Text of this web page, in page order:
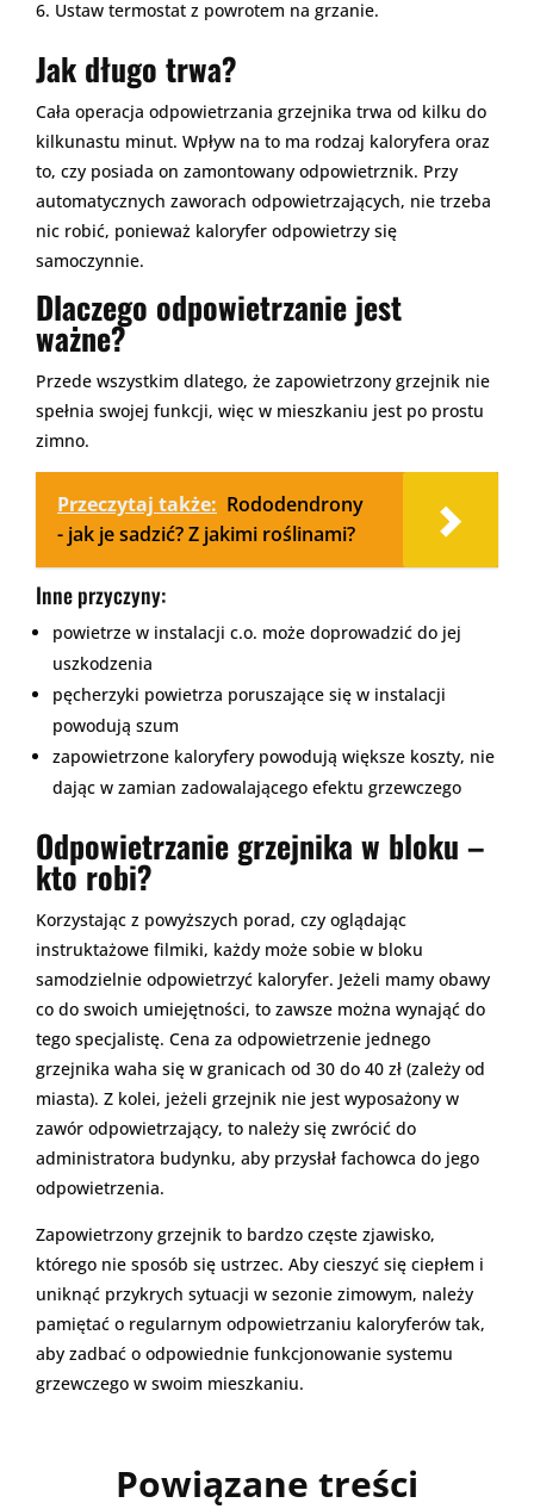
Ustaw termostat z powrotem na grzanie.
Jak długo trwa?
Cała operacja odpowietrzania grzejnika trwa od kilku do
kilkunastu minut. Wpływ na to ma rodzaj kaloryfera oraz
to, czy posiada on zamontowany odpowietrznik. Przy
automatycznych zaworach odpowietrzających, nie trzeba
nic robić, ponieważ kaloryfer odpowietrzy się
samoczynnie.
Dlaczego odpowietrzanie jest
ważne?
Przede wszystkim dlatego, że zapowietrzony grzejnik nie
spełnia swojej funkcji, więc w mieszkaniu jest po prostu
zimno.
Przeczytaj także: Rododendrony
- jak je sadzić? Z jakimi roślinami?
Inne przyczyny:
powietrze w instalacji c.o. może doprowadzić do jej
uszkodzenia
pęcherzyki powietrza poruszające się w instalacji
powodują szum
zapowietrzone kaloryfery powodują większe koszty, nie
dając w zamian zadowalającego efektu grzewczego
Odpowietrzanie grzejnika w bloku –
kto robi?
Korzystając z powyższych porad, czy oglądając
instruktażowe filmiki, każdy może sobie w bloku
samodzielnie odpowietrzyć kaloryfer. Jeżeli mamy obawy
co do swoich umiejętności, to zawsze można wynająć do
tego specjalistę. Cena za odpowietrzenie jednego
grzejnika waha się w granicach od 30 do 40 zł (zależy od
miasta). Z kolei, jeżeli grzejnik nie jest wyposażony w
zawór odpowietrzający, to należy się zwrócić do
administratora budynku, aby przysłał fachowca do jego
odpowietrzenia.
Zapowietrzony grzejnik to bardzo częste zjawisko,
którego nie sposób się ustrzec. Aby cieszyć się ciepłem i
uniknąć przykrych sytuacji w sezonie zimowym, należy
pamiętać o regularnym odpowietrzaniu kaloryferów tak,
aby zadbać o odpowiednie funkcjonowanie systemu
grzewczego w swoim mieszkaniu.
Powiązane treści